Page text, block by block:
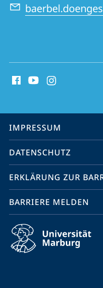
Media
Service-
Navigation
IMPRESSUM
DATENSCHUTZ
ERKLÄRUNG ZUR
BARRIERE MELDEN